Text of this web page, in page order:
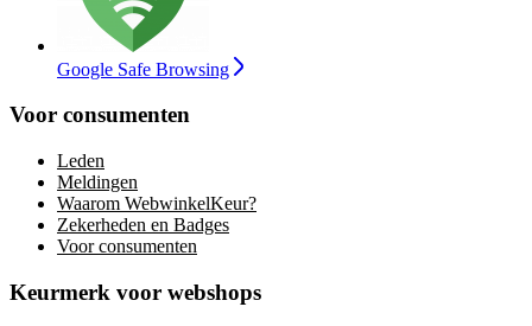
Google Safe Browsing
Voor consumenten
Leden
Meldingen
Waarom WebwinkelKeur?
Zekerheden en Badges
Voor consumenten
Keurmerk voor webshops